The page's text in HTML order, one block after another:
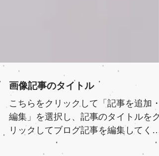
画像記事のタイトル
こちらをクリックして「記事を追加・
編集」を選択し、記事のタイトルをク